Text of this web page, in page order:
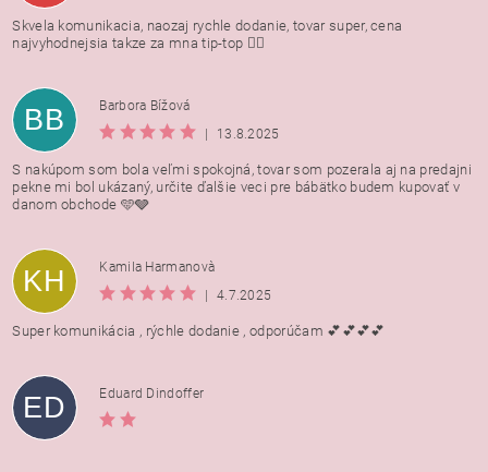
Skvela komunikacia, naozaj rychle dodanie, tovar super, cena
najvyhodnejsia takze za mna tip-top 👍🏻
BB
Barbora Bížová
13.8.2025
S nakúpom som bola veľmi spokojná, tovar som pozerala aj na predajni
pekne mi bol ukázaný, určite ďalšie veci pre bábätko budem kupovať v
danom obchode 🩵🩶
KH
Kamila Harmanovà
4.7.2025
Super komunikácia , rýchle dodanie , odporúčam 💕💕💕💕
ED Eduard Dindoffer